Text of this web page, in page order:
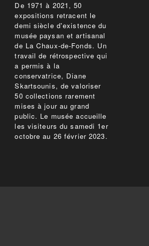
De 1971 à 2021, 50
expositions retracent le
demi siècle d'existence du
musée paysan et artisanal
de La Chaux-de-Fonds. Un
travail de rétrospective qui
a permis à la
conservatrice, Diane
Skartsounis, de valoriser
50 collections rarement
mises à jour au grand
public. Le musée accueille
les visiteurs du samedi 1er
octobre au 26 février 2023.